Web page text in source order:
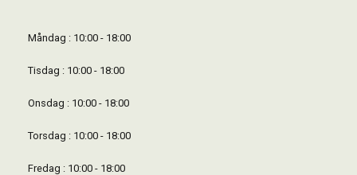
Måndag : 10:00 - 18:00
Tisdag : 10:00 - 18:00
Onsdag : 10:00 - 18:00
Torsdag : 10:00 - 18:00
Fredag : 10:00 - 18:00